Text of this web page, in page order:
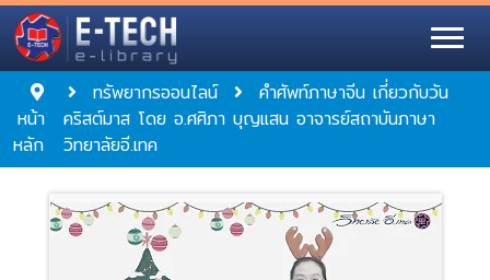
หน้า
หลัก
ทรัพยากรออนไลน์
คำศัพท์ภาษาจีน เกี่ยวกับวัน
คริสต์มาส โดย อ.ศศิภา บุญแสน อาจารย์สถาบันภาษา
วิทยาลัยอี.เทค